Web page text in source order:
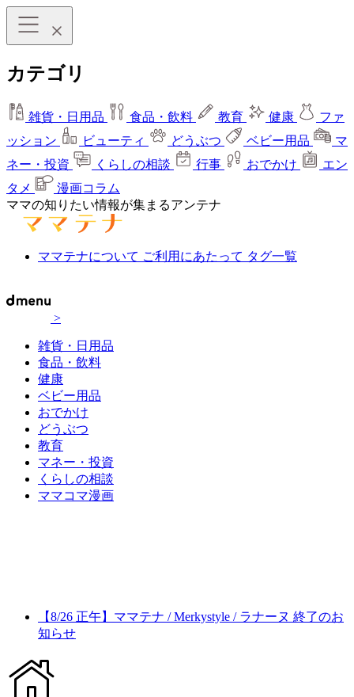
カテゴリ
雑貨・日用品 食品・飲料 教育 健康
ファ
ッション
ビューティ どうぶつ ベビー用品
マ
ネー・投資
くらしの相談 行事 おでかけ
エン
タメ
漫画コラム
ママの知りたい情報が集まるアンテナ
ママテナについて ご利用にあたって タグ一覧
>
雑貨・日用品
食品・飲料
健康
ベビー用品
おでかけ
どうぶつ
教育
マネー・投資
くらしの相談
ママコマ漫画
【8/26 正午】ママテナ / Merkystyle / ラナーヌ 終了のお
知らせ